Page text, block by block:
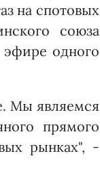
на спотовых
союза
одного
Мы являемся
прямого
рынках", -